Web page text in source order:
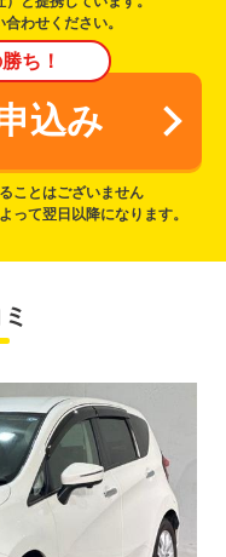
わせください。
ち！
込み
ことはございません
て翌日以降になります。